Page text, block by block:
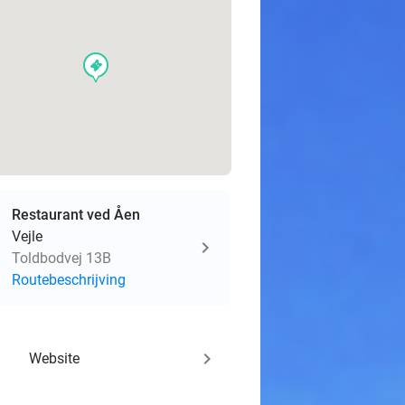
events
Restaurant ved Åen
Vejle
Toldbodvej 13B
Routebeschrijving
Website keyboard_arrow_right